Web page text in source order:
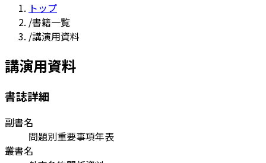
トップ
/書籍一覧
/講演用資料
講演用資料
書誌詳細
副書名
問題別重要事項年表
叢書名